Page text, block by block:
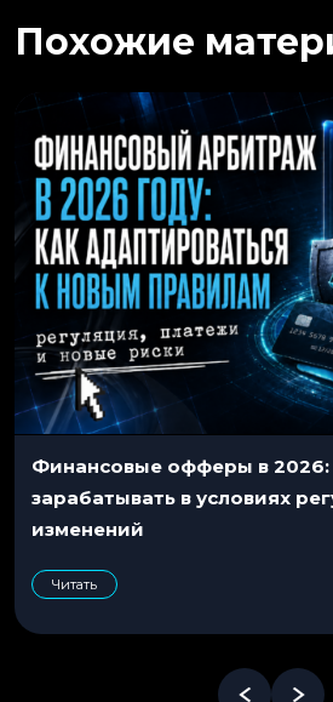
Похожие
Финансовые офферы в 2026:
зарабатывать в условиях
изменений
Читать